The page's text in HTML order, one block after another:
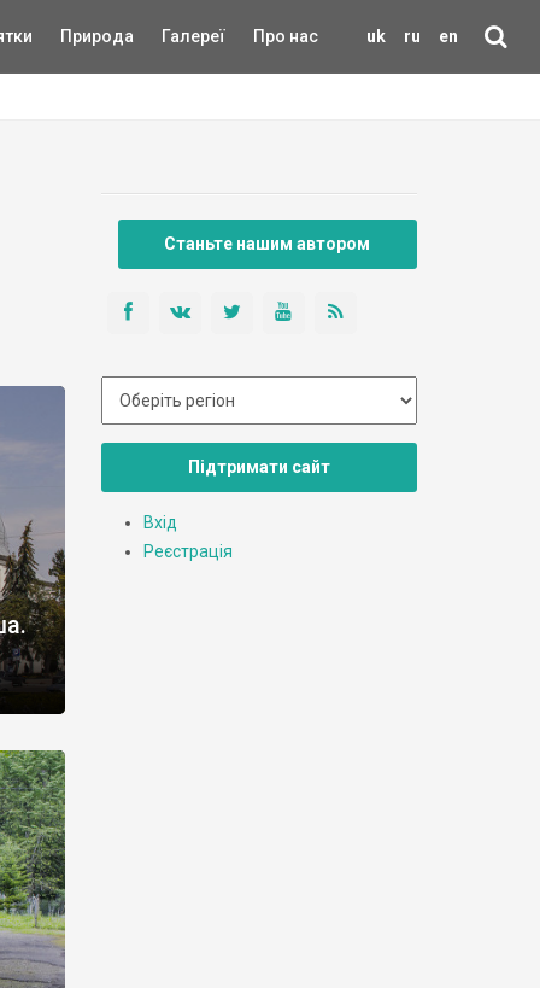
uk ru en
Природа Галереї Про нас
Станьте нашим автором
Підтримати сайт
Вхід
Реєстрація